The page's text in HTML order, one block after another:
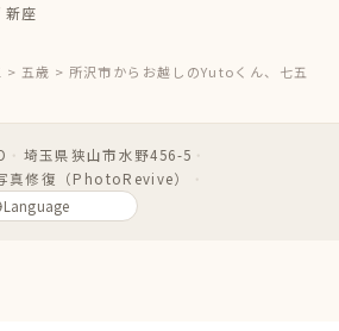
新座
> 五歳 > 所沢市からお越しのYutoくん、七五
・ 埼玉県狭山市水野456-5 ・
真修復（PhotoRevive）
・